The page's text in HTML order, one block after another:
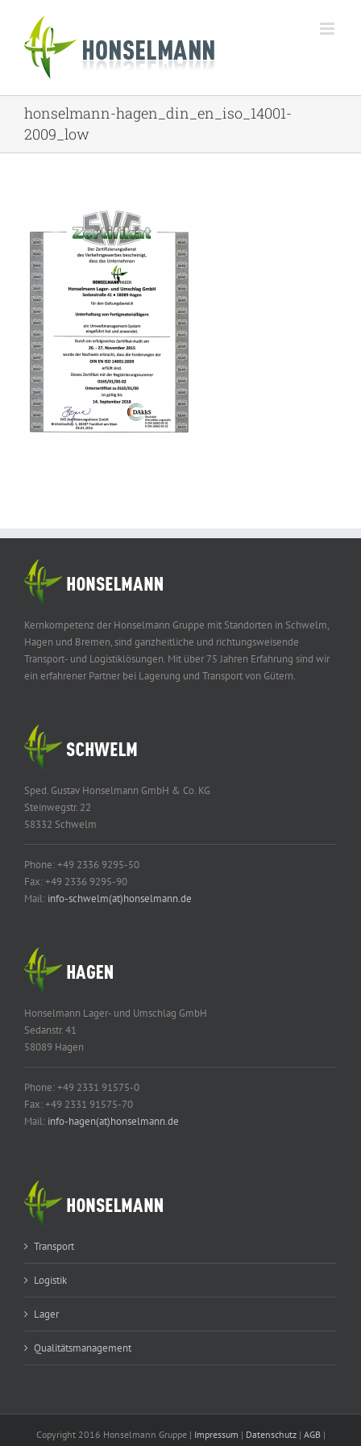
springen
honselmann-hagen_din_en_iso_14001-
2009_low
Kernkompetenz der Honselmann Gruppe mit Standorten in Schwelm,
Hagen und Bremen, sind ganzheitliche und richtungsweisende
Transport- und Logistiklösungen. Mit über 75 Jahren Erfahrung sind wir
ein erfahrener Partner bei Lagerung und Transport von Gütern.
Sped. Gustav Honselmann GmbH & Co. KG
Steinwegstr. 22
58332 Schwelm
Phone: +49 2336 9295-50
Fax: +49 2336 9295-90
Mail: info-schwelm(at)honselmann.de
Honselmann Lager- und Umschlag GmbH
Sedanstr. 41
58089 Hagen
Phone: +49 2331 91575-0
Fax: +49 2331 91575-70
Mail: info-hagen(at)honselmann.de
Transport
Logistik
Lager
Qualitätsmanagement
Copyright 2016 Honselmann Gruppe | Impressum | Datenschutz| AGB|